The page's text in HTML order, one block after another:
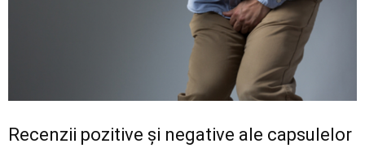
Recenzii pozitive și negative ale capsulelor